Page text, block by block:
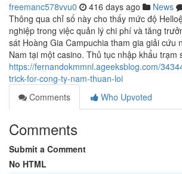
freemanc578vvu0 416 days ago News
Thông qua chỉ số này cho thấy mức độ
nghiệp trong việc quản lý chi phí và tăng
sát Hoàng Gia Campuchia tham gia giải cứu
Nam tại một casino. Thủ tục nhập khẩu trạm
https://fernandokmmnl.ageeksblog.com/
trick-for-cong-ty-nam-thuan-loi
Comments
Who Upvoted
Comments
Submit a Comment
No HTML